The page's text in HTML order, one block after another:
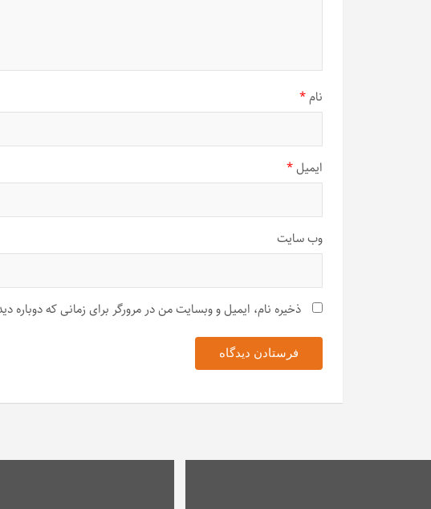
نام*
ایمیل*
وب‌ سایت
ذخیره نام، ایمیل و وبسایت من در مرورگر برای زمانی که دوباره